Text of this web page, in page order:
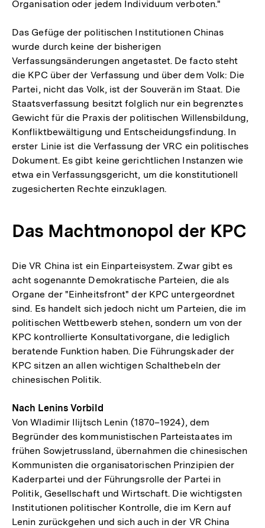
Organisation oder jedem Individuum verboten."
Das Gefüge der politischen Institutionen Chinas
wurde durch keine der bisherigen
Verfassungsänderungen angetastet. De facto steht
die KPC über der Verfassung und über dem Volk: Die
Partei, nicht das Volk, ist der Souverän im Staat. Die
Staatsverfassung besitzt folglich nur ein begrenztes
Gewicht für die Praxis der politischen Willensbildung,
Konfliktbewältigung und Entscheidungsfindung. In
erster Linie ist die Verfassung der VRC ein politisches
Dokument. Es gibt keine gerichtlichen Instanzen wie
etwa ein Verfassungsgericht, um die konstitutionell
zugesicherten Rechte einzuklagen.
Das Machtmonopol der KPC
Die VR China ist ein Einparteisystem. Zwar gibt es
acht sogenannte Demokratische Parteien, die als
Organe der "Einheitsfront" der KPC untergeordnet
sind. Es handelt sich jedoch nicht um Parteien, die im
politischen Wettbewerb stehen, sondern um von der
KPC kontrollierte Konsultativorgane, die lediglich
beratende Funktion haben. Die Führungskader der
KPC sitzen an allen wichtigen Schalthebeln der
chinesischen Politik.
Nach Lenins Vorbild
Von Wladimir Ilijtsch Lenin (1870–1924), dem
Begründer des kommunistischen Parteistaates im
frühen Sowjetrussland, übernahmen die chinesischen
Kommunisten die organisatorischen Prinzipien der
Kaderpartei und der Führungsrolle der Partei in
Politik, Gesellschaft und Wirtschaft. Die wichtigsten
Institutionen politischer Kontrolle, die im Kern auf
Lenin zurückgehen und sich auch in der VR China